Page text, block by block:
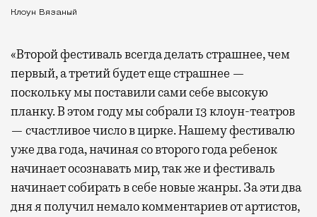
Клоун Вязаный
«Второй фестиваль всегда делать страшнее, чем
первый, а третий будет еще страшнее —
поскольку мы поставили сами себе высокую
планку. В этом году мы собрали 13 клоун-театров
— счастливое число в цирке. Нашему фестивалю
уже два года, начиная со второго года ребенок
начинает осознавать мир, так же и фестиваль
начинает собирать в себе новые жанры. За эти два
дня я получил немало комментариев от артистов,